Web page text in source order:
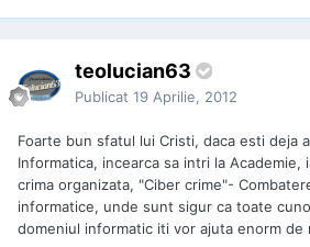
teolucian63
Publicat 19 Aprilie, 2012
Foarte bun sfatul lui Cristi, daca esti deja
Informatica, incearca sa intri la Academie,
crima organizata, "Ciber crime"-
informatice, unde sunt sigur ca toate
domeniul informatic iti vor ajuta enorm de